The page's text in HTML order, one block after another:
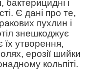
бактерицидні і
Є дані про те,
пухлин і
знешкоджує
їх утворення,
ерозії шийки
кольпіті.